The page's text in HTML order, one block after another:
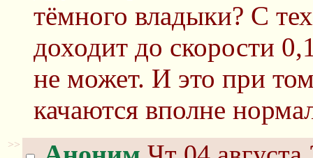
тёмного владыки? С
доходит до скорости
не может. И это при
качаются вполне
>>